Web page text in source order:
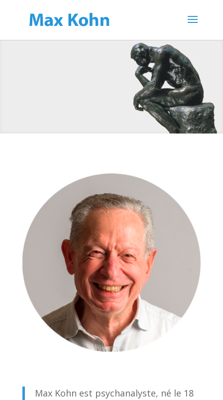
Max Kohn est psychanalyste, né le 18